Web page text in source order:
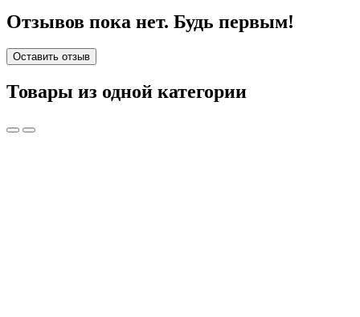
Отзывов пока нет. Будь первым!
Оставить отзыв
Товары из одной категории